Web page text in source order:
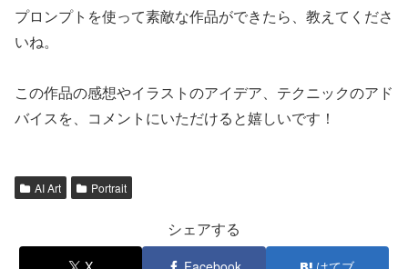
プロンプトを使って素敵な作品ができたら、教えてくださ
いね。
この作品の感想やイラストのアイデア、テクニックのアド
バイスを、コメントにいただけると嬉しいです！
AI Art Portrait
シェアする